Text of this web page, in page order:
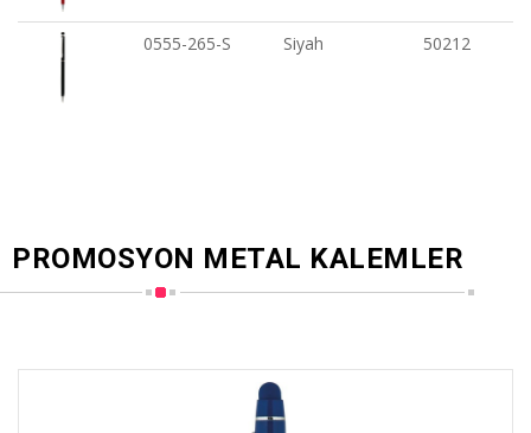
0555-265-S Siyah 50212
PROMOSYON METAL KALEMLER